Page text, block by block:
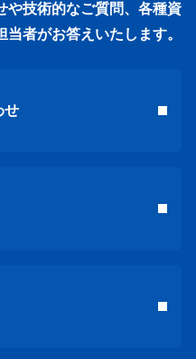
や技術的なご質問、各種資
者がお答えいたします。
せ